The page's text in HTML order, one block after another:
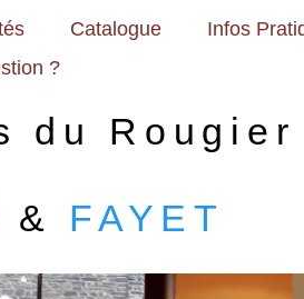
Catalogue
Infos
?
du Rougier
& FAYET